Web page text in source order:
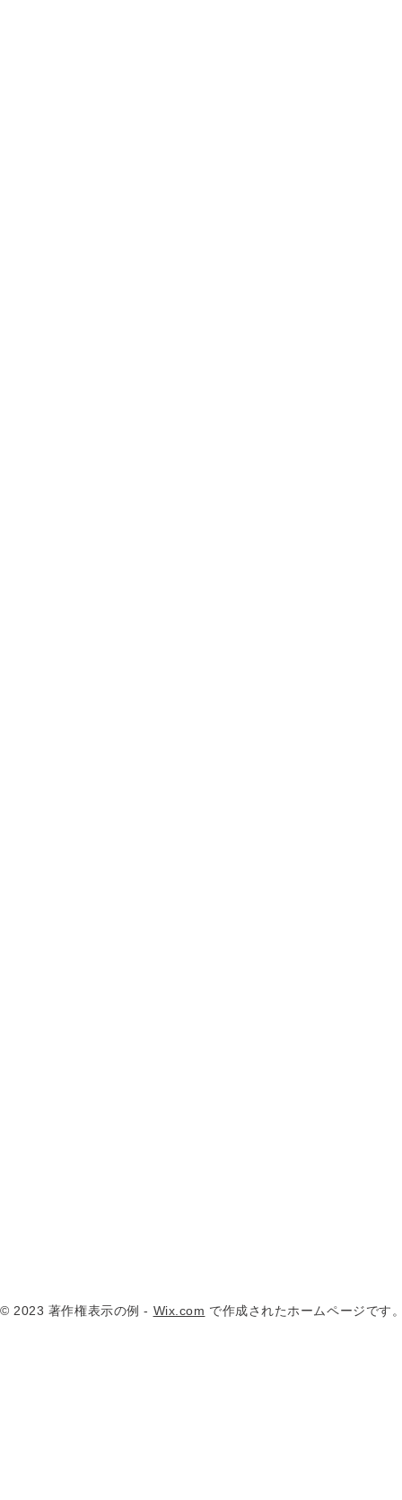
© 2023 著作権表示の例 - Wix.com で作成されたホームページです